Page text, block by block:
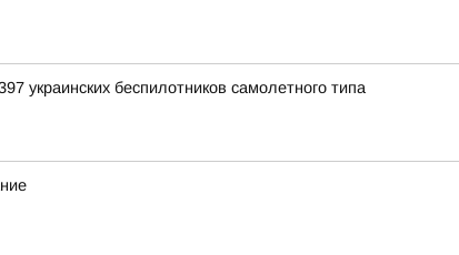
украинских беспилотников самолетного типа